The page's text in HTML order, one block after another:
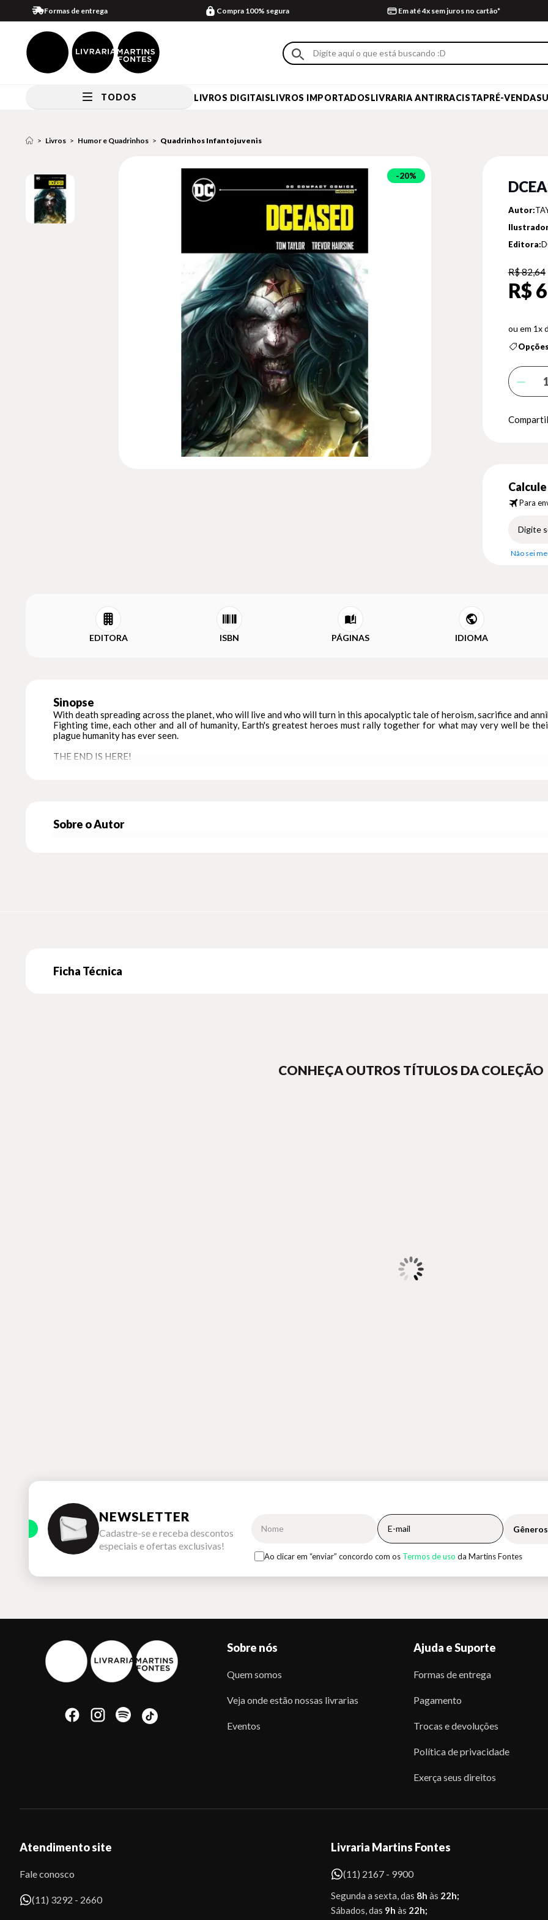
Formas de entrega Compra 100% segura Em até 4x sem juros no cartão*
TODOS LIVROS DIGITAISLIVROS IMPORTADOSLIVRARIA ANTIRRACISTAPRÉ-VENDA
Livros Humor e Quadrinhos Quadrinhos Infantojuvenis
20%
Autor:
Editora:
R$ 82,64
R$
1x
Para
Não sei
EDITORA ISBN PÁGINAS IDIOMA
Sinopse
With death spreading across the planet, who will live and who will turn in this apocalyptic tale of heroism, sacrifice and
Fighting time, each other and all of humanity, Earth's greatest heroes must rally together for what may very well be
plague humanity has ever seen.
THE END IS HERE!
Cities. Nations. Undersea kingdoms and paradise islands. One by one, they fall to the monstrous hordes. Now only
Sobre o Autor
Ficha Técnica
CONHEÇA OUTROS TÍTULOS DA COLEÇÃO
NEWSLETTER
Cadastre-se e receba descontos
especiais e ofertas exclusivas!
Ao clicar em “enviar” concordo com os Termos de uso da Martins Fontes
Sobre nós
Quem somos
Veja onde estão nossas livrarias
Eventos
Ajuda e Suporte
Formas de entrega
Pagamento
Trocas e devoluções
Política de privacidade
Exerça seus direitos
Atendimento site
Fale conosco
(11) 3292 - 2660
Livraria Martins Fontes
(11) 2167 - 9900
Segunda a sexta, das 8h às 22h;
Sábados, das 9h às 22h;